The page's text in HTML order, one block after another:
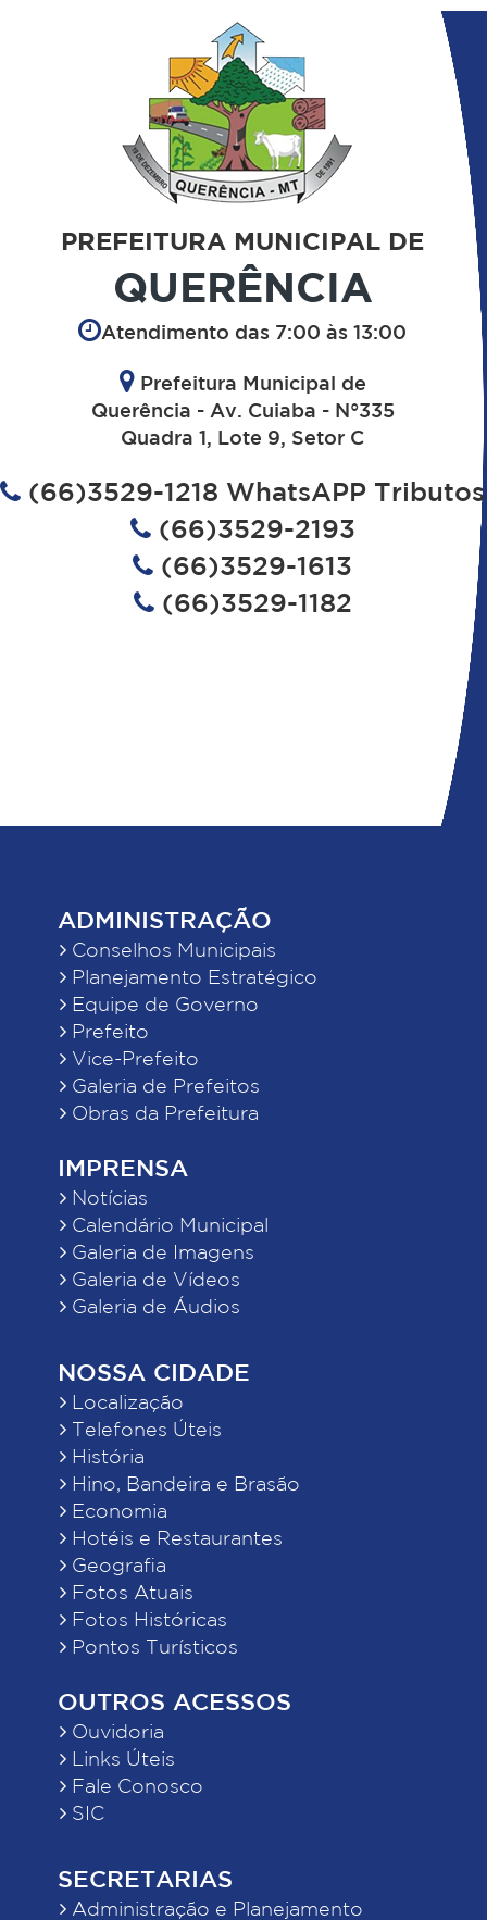
PREFEITURA MUNICIPAL DE
QUERÊNCIA
Atendimento das 7:00 às 13:00
Prefeitura Municipal de
Querência - Av. Cuiaba - N°335
Quadra 1, Lote 9, Setor C
(66)3529-1218 WhatsAPP Tributos
(66)3529-2193
(66)3529-1613
(66)3529-1182
ADMINISTRAÇÃO
Conselhos Municipais
Planejamento Estratégico
Equipe de Governo
Prefeito
Vice-Prefeito
Galeria de Prefeitos
Obras da Prefeitura
IMPRENSA
Notícias
Calendário Municipal
Galeria de Imagens
Galeria de Vídeos
Galeria de Áudios
NOSSA CIDADE
Localização
Telefones Úteis
História
Hino, Bandeira e Brasão
Economia
Hotéis e Restaurantes
Geografia
Fotos Atuais
Fotos Históricas
Pontos Turísticos
OUTROS ACESSOS
Ouvidoria
Links Úteis
Fale Conosco
SIC
SECRETARIAS
Administração e Planejamento